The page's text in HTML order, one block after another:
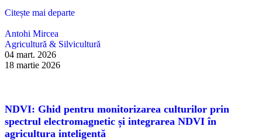
Citește mai departe
Antohi Mircea
Agricultură & Silvicultură
04 mart. 2026
18 martie 2026
NDVI: Ghid pentru monitorizarea culturilor prin
spectrul electromagnetic și integrarea NDVI în
agricultura inteligentă